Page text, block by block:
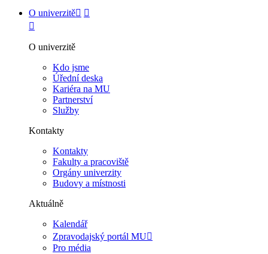
O univerzitě
O univerzitě
Kdo jsme
Úřední deska
Kariéra na MU
Partnerství
Služby
Kontakty
Kontakty
Fakulty a pracoviště
Orgány univerzity
Budovy a místnosti
Aktuálně
Kalendář
Zpravodajský portál MU
Pro média